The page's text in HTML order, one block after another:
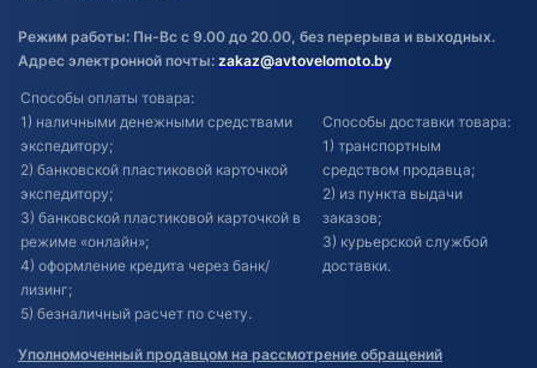
Режим работы: Пн-Вс с 9.00 до 20.00, без перерыва и выходных.
Адрес электронной почты: zakaz@avtovelomoto.by
Способы оплаты товара:
1) наличными денежными средствами
экспедитору;
2) банковской пластиковой карточкой
экспедитору;
3) банковской пластиковой карточкой в
режиме «онлайн»;
4) оформление кредита через банк/
лизинг;
5) безналичный расчет по счету.
Способы доставки товара:
1) транспортным
средством продавца;
2) из пункта выдачи
заказов;
3) курьерской службой
доставки.
Уполномоченный продавцом на рассмотрение обращений